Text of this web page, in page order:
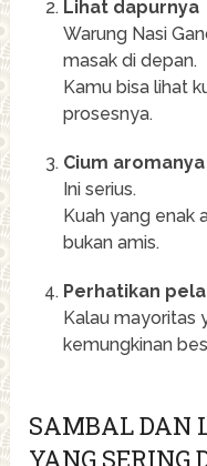
Lihat dapurnya
Warung Nasi
masak di depan.
Kamu bisa lihat
prosesnya.
Cium aromanya
Ini serius.
Kuah yang enak
bukan amis.
Perhatikan
Kalau mayoritas
kemungkinan
SAMBAL DAN
YANG SERING